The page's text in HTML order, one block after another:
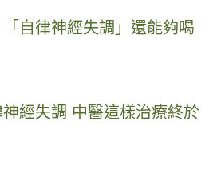
自律神經失調」還能夠喝
經失調 中醫這樣治療終於